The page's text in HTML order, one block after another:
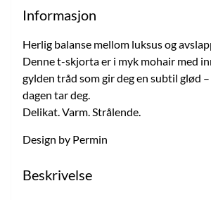
Informasjon
Herlig balanse mellom luksus og
Denne t-skjorta er i myk mohair med
gylden tråd som gir deg en subtil glød
dagen tar deg.
Delikat. Varm. Strålende.
Design by Permin
Beskrivelse